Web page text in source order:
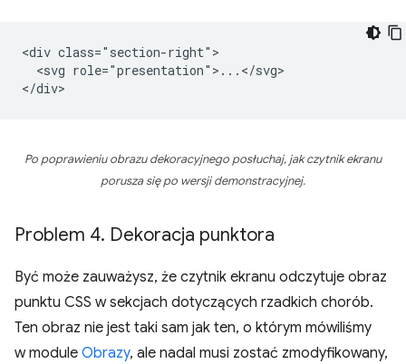
<div class="section-right">
  <svg role="presentation">...</svg>
Po poprawieniu obrazu dekoracyjnego posłuchaj, jak czytnik ekranu
porusza się po wersji demonstracyjnej.
Problem 4. Dekoracja punktora
Być może zauważysz, że czytnik ekranu odczytuje obraz
punktu CSS w sekcjach dotyczących rzadkich chorób.
Ten obraz nie jest taki sam jak ten, o którym mówiliśmy
w module Obrazy, ale nadal musi zostać zmodyfikowany,